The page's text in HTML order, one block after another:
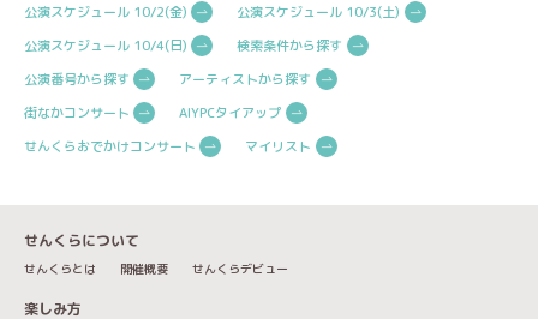
公演スケジュール 10/2(金)
公演スケジュール 10/3(土)
公演スケジュール 10/4(日)
検索条件から探す
公演番号から探す
アーティストから探す
街なかコンサート
AIYPCタイアップ
せんくらおでかけコンサート
マイリスト
せんくらについて
せんくらとは 開催概要 せんくらデビュー
楽しみ方